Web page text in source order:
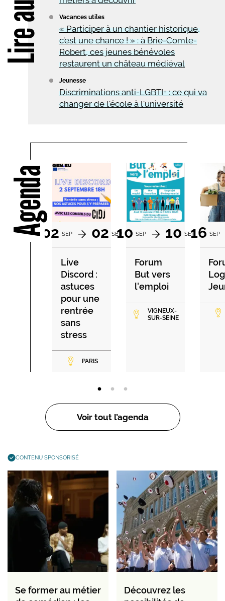
Vacances utiles
« Participer à un chantier historique,
c’est une chance ! » : à Brie-Comte-
Robert, ces jeunes bénévoles
restaurent un château médiéval
Jeunesse
Discriminations anti-LGBTI+ : ce qui va
changer de l'école à l'université
Agenda02 SEP 02 SEP
Live
Discord :
astuces
pour une
rentrée
sans
stress
PARIS
10 SEP 10 SEP
Forum
But vers
l'emploi
VIGNEUX-
SUR-SEINE
16 SEP
Voir tout l’agenda
CONTENU SPONSORISÉ
Se former au métier
Découvrez les